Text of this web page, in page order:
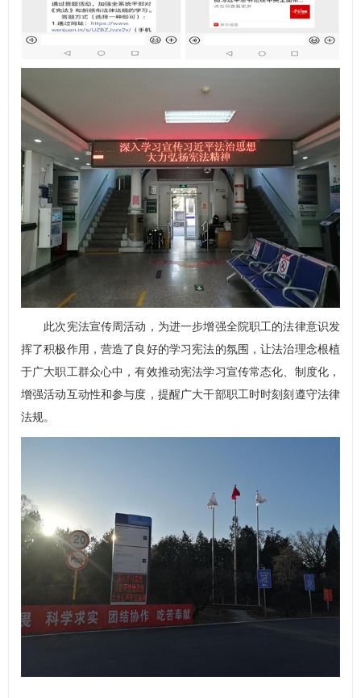
此次宪法宣传周活动，为进一步增强全院职工的法律意识发
挥了积极作用，营造了良好的学习宪法的氛围，让法治理念根植
于广大职工群众心中，有效推动宪法学习宣传常态化、制度化，
增强活动互动性和参与度，提醒广大干部职工时时刻刻遵守法律
法规。